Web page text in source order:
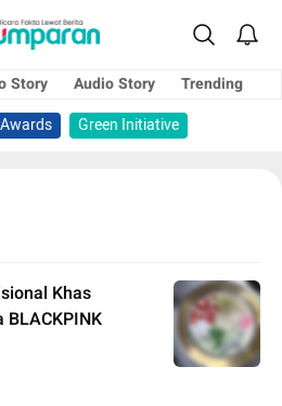
Story Audio Story
Trending
Green Initiative
Khas